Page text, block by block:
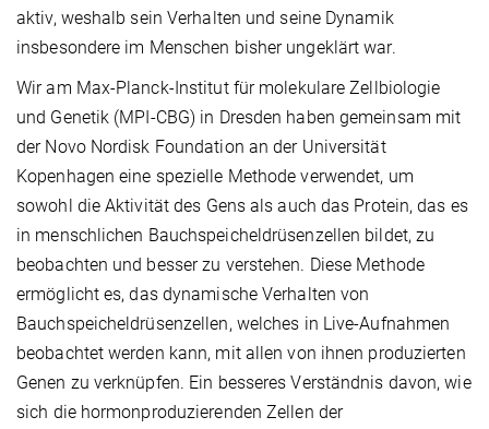
aktiv, weshalb sein Verhalten und seine Dynamik
insbesondere im Menschen bisher ungeklärt war.
Wir am Max-Planck-Institut für molekulare Zellbiologie
und Genetik (MPI-CBG) in Dresden haben gemeinsam mit
der Novo Nordisk Foundation an der Universität
Kopenhagen eine spezielle Methode verwendet, um
sowohl die Aktivität des Gens als auch das Protein, das es
in menschlichen Bauchspeicheldrüsenzellen bildet, zu
beobachten und besser zu verstehen. Diese Methode
ermöglicht es, das dynamische Verhalten von
Bauchspeicheldrüsenzellen, welches in Live-Aufnahmen
beobachtet werden kann, mit allen von ihnen produzierten
Genen zu verknüpfen. Ein besseres Verständnis davon, wie
sich die hormonproduzierenden Zellen der